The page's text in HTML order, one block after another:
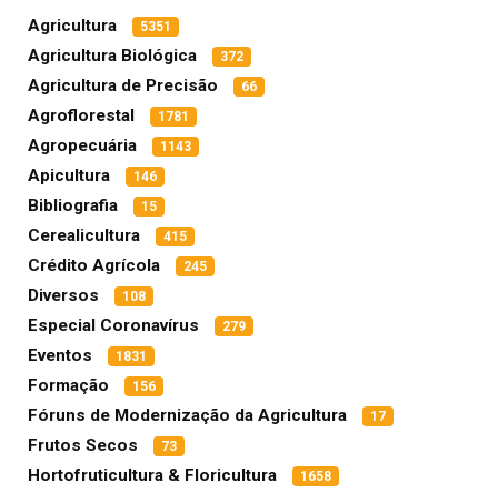
Agricultura 5351
Agricultura Biológica 372
Agricultura de Precisão 66
Agroflorestal 1781
Agropecuária 1143
Apicultura 146
Bibliografia 15
Cerealicultura 415
Crédito Agrícola 245
Diversos 108
Especial Coronavírus 279
Eventos 1831
Formação 156
Fóruns de Modernização da Agricultura 17
Frutos Secos 73
Hortofruticultura & Floricultura 1658